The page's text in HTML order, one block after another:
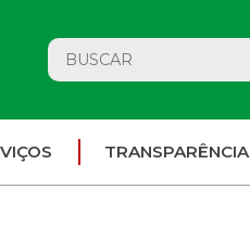
TRANSPARÊNCIA